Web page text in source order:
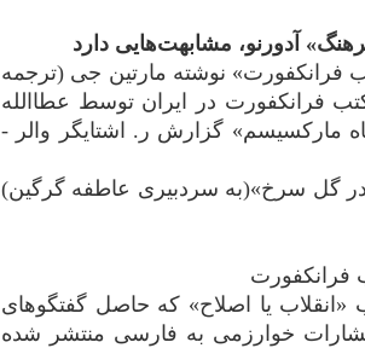
آدورنو، مشابهت‌هایی دارد
فرانکفورت» نوشته مارتین جی (ترجمه
فرانکفورت در ایران توسط عطاالله
مارکسیسم» گزارش ر. اشتایگر والر -
«فصلی در گل سرخ»(به سردبیری عاطفه گرگین)
فرانکفورت
۴۰ سال پیش) کتاب «انقلاب یا اصلاح» که حاصل گفتگوهای
خوارزمی به فارسی منتشر شده